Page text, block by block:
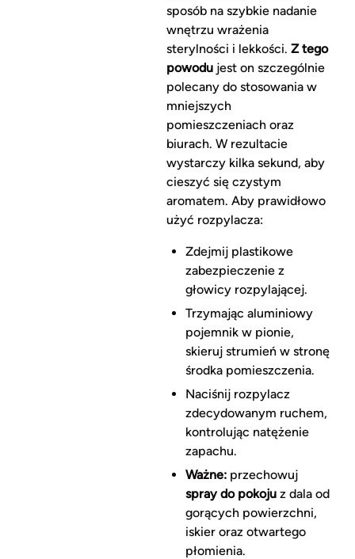
sposób na szybkie nadanie
wnętrzu wrażenia
sterylności i lekkości. Z tego
powodujest on szczególnie
polecany do stosowania w
mniejszych
pomieszczeniach oraz
biurach. W rezultacie
wystarczy kilka sekund, aby
cieszyć się czystym
aromatem. Aby prawidłowo
użyć rozpylacza:
Zdejmij plastikowe
zabezpieczenie z
głowicy rozpylającej.
Trzymając aluminiowy
pojemnik w pionie,
skieruj strumień w stronę
środka pomieszczenia.
Naciśnij rozpylacz
zdecydowanym ruchem,
kontrolując natężenie
zapachu.
Ważne:przechowuj
spray do pokojuz dala od
gorących powierzchni,
iskier oraz otwartego
płomienia.